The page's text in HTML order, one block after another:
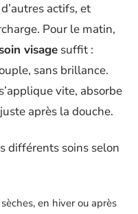
actifs, et
Pour le matin,
visage suffit :
sans brillance.
vite, absorbe
après la douche.
différents soins selon
en hiver ou après